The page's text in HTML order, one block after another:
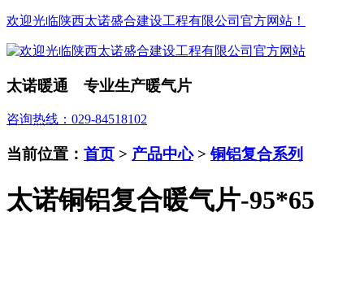
欢迎光临陕西太诺盛合建设工程有限公司官方网站！
太诺暖通 专业生产暖气片
咨询热线：029-84518102
当前位置： 首页 > 产品中心>铜铝复合系列
太诺铜铝复合暖气片-95*65